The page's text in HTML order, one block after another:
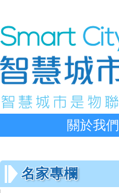
關於我們
名家專欄